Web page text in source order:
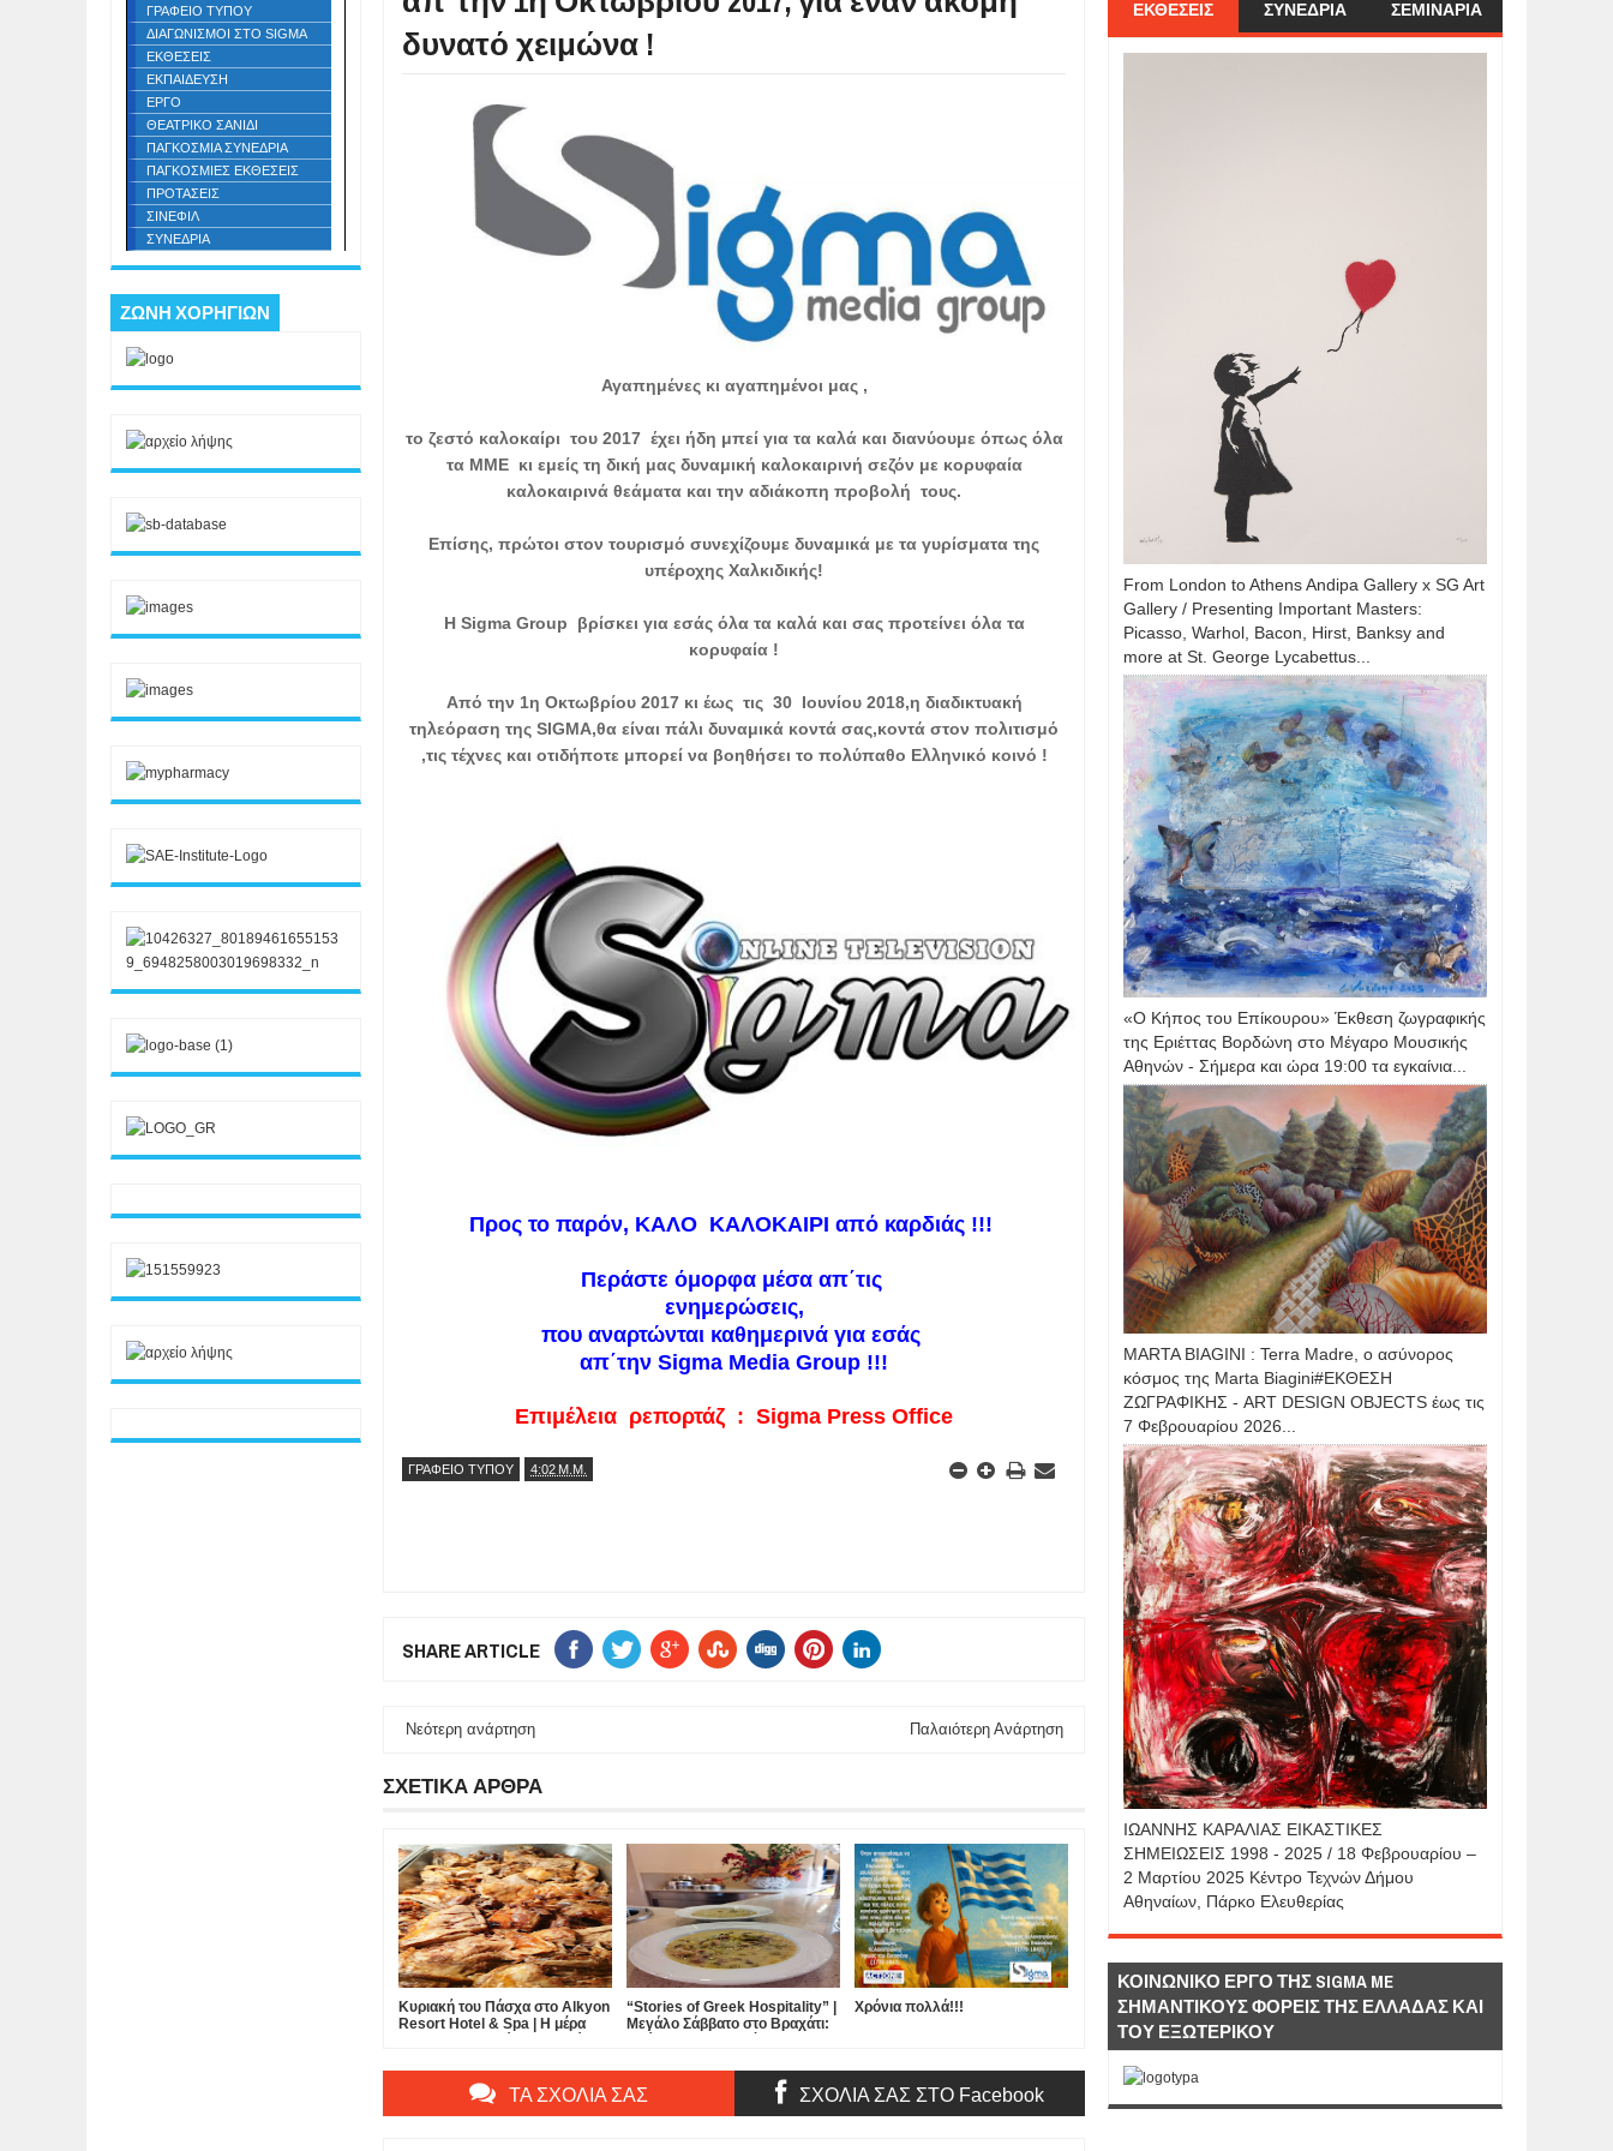
δυνατό χειμώνα !
Αγαπημένες κι αγαπημένοι μας ,
το ζεστό καλοκαίρι του 2017 έχει ήδη μπεί για τα καλά και διανύουμε όπως όλα
τα ΜΜΕ κι εμείς τη δική μας δυναμική καλοκαιρινή σεζόν με κορυφαία
καλοκαιρινά θεάματα και την αδιάκοπη προβολή τους.
Επίσης, πρώτοι στον τουρισμό συνεχίζουμε δυναμικά με τα γυρίσματα της
υπέροχης Χαλκιδικής!
Η Sigma Group βρίσκει για εσάς όλα τα καλά και σας προτείνει όλα τα
κορυφαία !
Από την 1η Οκτωβρίου 2017 κι έως τις 30 Ιουνίου 2018,η διαδικτυακή
τηλεόραση της SIGMA,θα είναι πάλι δυναμικά κοντά σας,κοντά στον πολιτισμό
,τις τέχνες και οτιδήποτε μπορεί να βοηθήσει το πολύπαθο Ελληνικό κοινό !
Προς το παρόν, ΚΑΛΟ ΚΑΛΟΚΑΙΡΙ από καρδιάς !!!
Περάστε όμορφα μέσα απ΄τις
ενημερώσεις,
που αναρτώνται καθημερινά για εσάς
απ΄την Sigma Media Group !!!
Επιμέλεια ρεπορτάζ : Sigma Press Office
ΓΡΑΦΕΙΟ ΤΥΠΟΥ 4:02 Μ.Μ.
SHARE ARTICLE
Νεότερη ανάρτηση Παλαιότερη Ανάρτηση
ΣΧΕΤΙΚΑ ΑΡΘΡΑ
Κυριακή του Πάσχα στο Alkyon
Resort Hotel & Spa | Η μέρα
“Stories of Greek Hospitality” |
Μεγάλο Σάββατο στο Βραχάτι:
της Ανάστασης
Χρόνια πολλά!!!
ΤΑ ΣΧΟΛΙΑ ΣΑΣ ΣΧΟΛΙΑ ΣΑΣ ΣΤΟ Facebook
ΓΡΑΦΕΙΟ ΤΥΠΟΥ
ΔΙΑΓΩΝΙΣΜΟΙ ΣΤΟ SIGMA
ΕΚΘΕΣΕΙΣ
ΕΚΠΑΙΔΕΥΣΗ
ΕΡΓΟ
ΘΕΑΤΡΙΚΟ ΣΑΝΙΔΙ
ΠΑΓΚΟΣΜΙΑ ΣΥΝΕΔΡΙΑ
ΠΑΓΚΟΣΜΙΕΣ ΕΚΘΕΣΕΙΣ
ΠΡΟΤΑΣΕΙΣ
ΣΙΝΕΦΙΛ
ΣΥΝΕΔΡΙΑ
ΖΩΝΗ ΧΟΡΗΓΙΩΝ
ΕΚΘΕΣΕΙΣ ΣΥΝΕΔΡΙΑ ΣΕΜΙΝΑΡΙΑ
From London to Athens Andipa Gallery x SG Art
Gallery / Presenting Important Masters:
Picasso, Warhol, Bacon, Hirst, Banksy and
more at St. George Lycabettus...
«Ο Κήπος του Επίκουρου» Έκθεση ζωγραφικής
της Εριέττας Βορδώνη στο Μέγαρο Μουσικής
Αθηνών - Σήμερα και ώρα 19:00 τα εγκαίνια...
MARTA BIAGINI : Terra Madre, ο ασύνορος
κόσμος της Marta Biagini#ΕΚΘΕΣΗ
ΖΩΓΡΑΦΙΚΗΣ - ART DESIGN OBJECTS έως τις
7 Φεβρουαρίου 2026...
IΩΑΝΝΗΣ KAΡΑΛΙΑΣ ΕΙΚΑΣΤΙΚΕΣ
ΣΗΜΕΙΩΣΕΙΣ 1998 - 2025 / 18 Φεβρουαρίου –
2 Μαρτίου 2025 Κέντρο Τεχνών Δήμου
Αθηναίων, Πάρκο Ελευθερίας
ΚΟΙΝΩΝΙΚΟ ΕΡΓΟ ΤΗΣ SIGMA ME
ΣΗΜΑΝΤΙΚΟΥΣ ΦΟΡΕΙΣ ΤΗΣ ΕΛΛΑΔΑΣ ΚΑΙ
ΤΟΥ ΕΞΩΤΕΡΙΚΟΥ